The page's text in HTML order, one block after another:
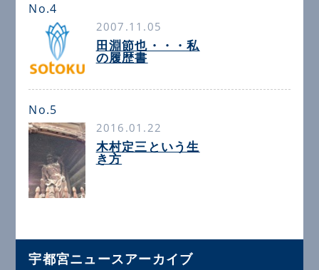
No.4
2007.11.05
田淵節也・・・私
の履歴書
No.5
2016.01.22
木村定三という生
き方
宇都宮ニュースアーカイブ